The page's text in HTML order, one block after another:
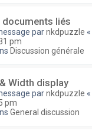
documents liés
parnkdpuzzle «
pm
Discussion générale
Width display
parnkdpuzzle «
pm
General discussion